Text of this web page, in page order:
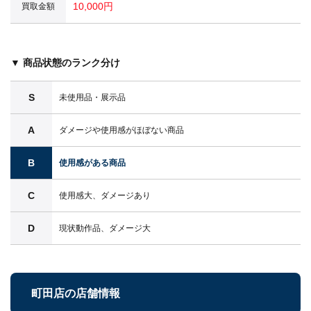
買取金額 10,000円
▼ 商品状態のランク分け
S 未使用品・展示品
A ダメージや使用感がほぼない商品
B 使用感がある商品
C 使用感大、ダメージあり
D 現状動作品、ダメージ大
町田店の店舗情報